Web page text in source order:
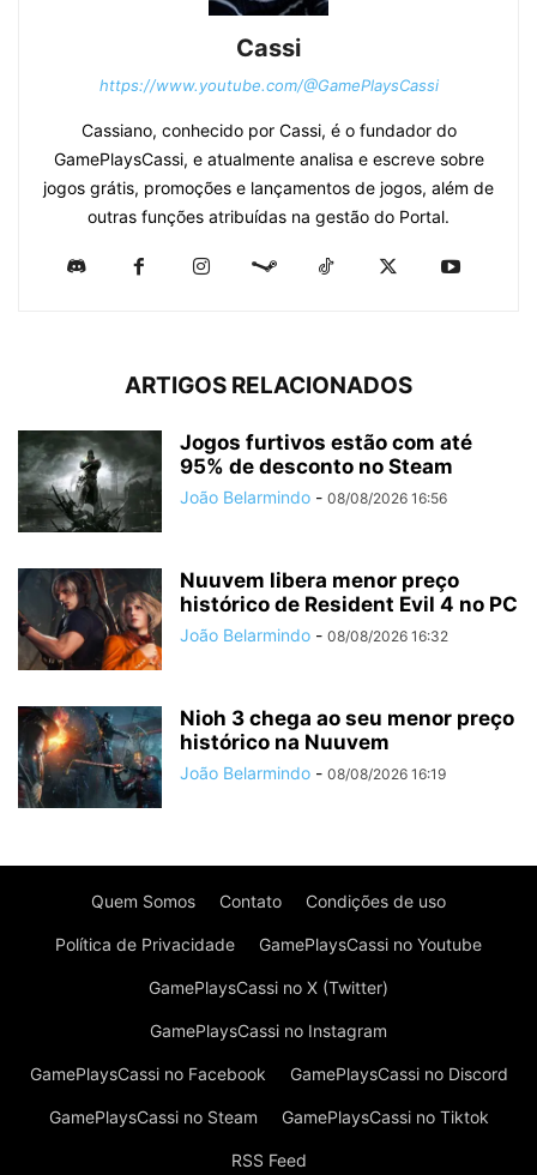
Cassi
https://www.youtube.com/@GamePlaysCassi
Cassiano, conhecido por Cassi, é o fundador do
GamePlaysCassi, e atualmente analisa e escreve sobre
jogos grátis, promoções e lançamentos de jogos, além de
outras funções atribuídas na gestão do Portal.
ARTIGOS RELACIONADOS
Jogos furtivos estão com até
95% de desconto no Steam
João Belarmindo - 08/08/2026 16:56
Nuuvem libera menor preço
histórico de Resident Evil 4 no PC
João Belarmindo - 08/08/2026 16:32
Nioh 3 chega ao seu menor preço
histórico na Nuuvem
João Belarmindo - 08/08/2026 16:19
Quem Somos Contato Condições de uso
Política de Privacidade GamePlaysCassi no Youtube
GamePlaysCassi no X (Twitter)
GamePlaysCassi no Instagram
GamePlaysCassi no Facebook GamePlaysCassi no Discord
GamePlaysCassi no Steam GamePlaysCassi no Tiktok
RSS Feed